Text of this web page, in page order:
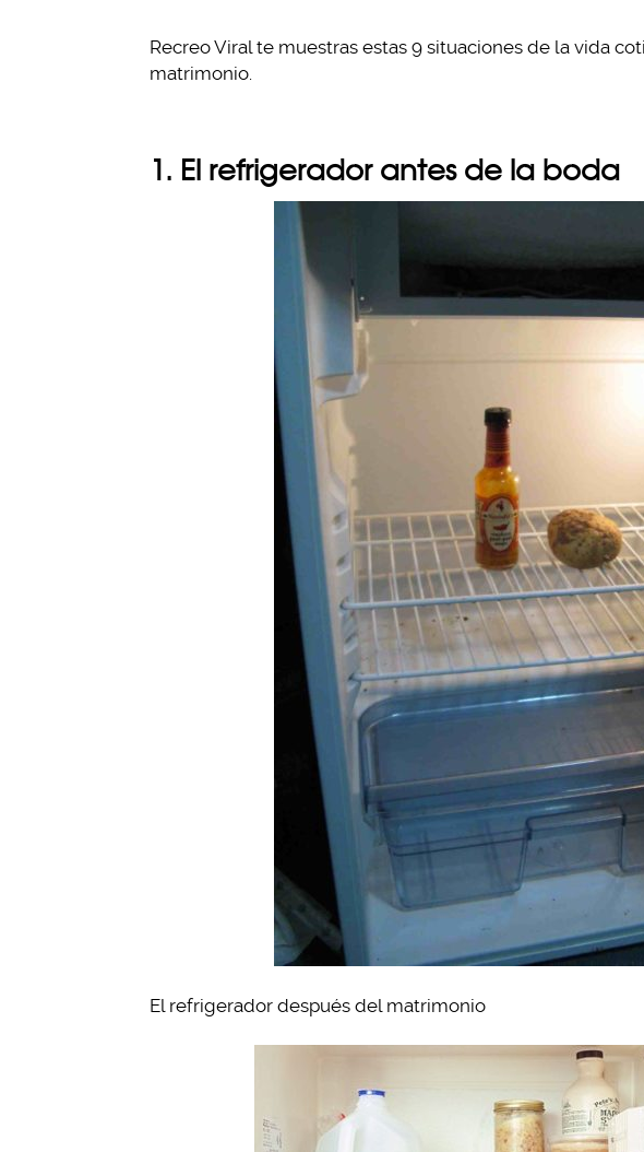
Recreo Viral te muestras estas 9 situaciones de la vida
matrimonio.
1. El refrigerador antes de la boda
El refrigerador después del matrimonio